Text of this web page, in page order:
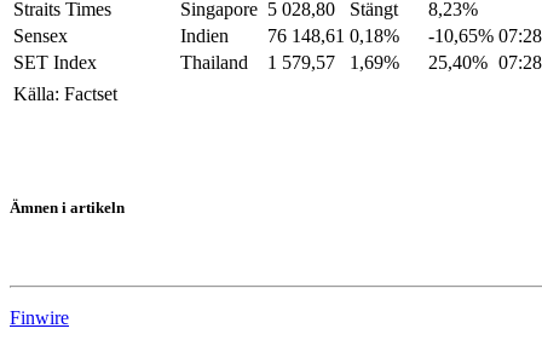
Straits Times
Singapore 5 028,80 Stängt
8,23%
Sensex
Indien 76 148,61 0,18% -10,65%
SET Index
Thailand 1 579,57 1,69% 25,40%
Källa: Factset
Ämnen i artikeln
Finwire